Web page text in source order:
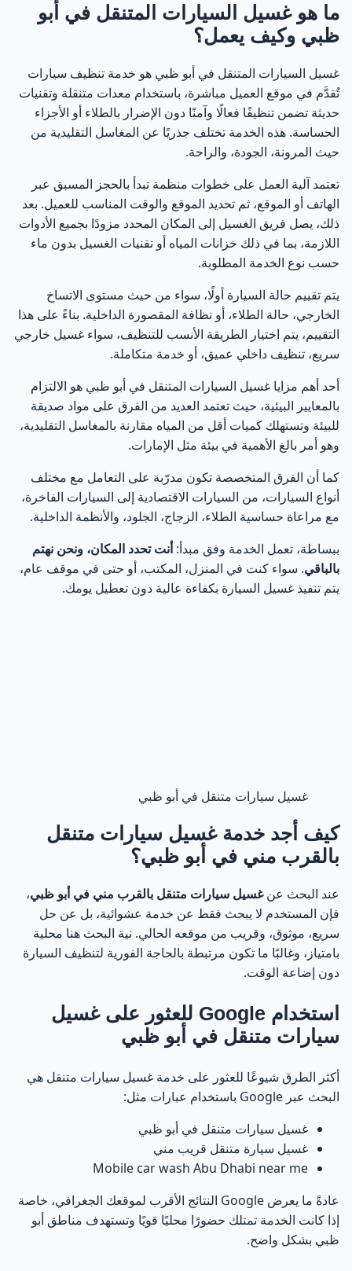
في أبو ظبي
15 غسيل السيارات المتنقل في المناطق التجارية والمكتبية
16 لماذا تختلف الخدمة حسب المنطقة؟
17 هل يغطي الغسيل المتنقل جميع مناطق أبو ظبي؟
كم يستغرق غسيل السيارة المتنقل عادة في أبو ظبي؟
19 العوامل التي تحدد مدة غسيل السيارة المتنقل
20 متوسط مدة غسيل السيارات المتنقل في أبو ظبي
21 هل الغسيل المتنقل أسرع من المغاسل التقليدية؟
هل يمكن تنفيذ الغسيل المتنقل في نفس اليوم؟
23
أنواع غسيل السيارات المتنقل المتوفرة في أبو ظبي:
داخلي وخارجي
24 الغسيل الخارجي المتنقل للسيارات في أبو ظبي
التنظيف الداخلي المتنقل للسيارات
الغسيل الشامل (داخلي + خارجي) – الخيار الأكثر طلبًا
27 مقارنة بين أنواع غسيل السيارات المتنقل في أبو ظبي
32 تنظيف الهيكل الخارجي والزجاج
33 تنظيف المقصورة الداخلية بعناية
35 جدول يوضح خطوات غسيل السيارة المتنقل ونتائجها
36
الفوائد الرئيسية لاستخدام غسيل السيارات المتنقل في
أبو ظبي
37 توفير الوقت والجهد بدون الحاجة للتنقل
39 عناية أفضل بالسيارة مقارنة بالمغاسل التقليدية
40 استهلاك أقل للمياه وصداقة للبيئة
مقارنة بين الغسيل المتنقل والمغاسل التقليدية
ما هو غسيل السيارات المتنقل في أبو
ظبي وكيف يعمل؟
غسيل السيارات المتنقل في أبو ظبي هو خدمة تنظيف سيارات
تُقدَّم في موقع العميل مباشرة، باستخدام معدات متنقلة وتقنيات
حديثة تضمن تنظيفًا فعالًا وآمنًا دون الإضرار بالطلاء أو الأجزاء
الحساسة. هذه الخدمة تختلف جذريًا عن المغاسل التقليدية من
حيث المرونة، الجودة، والراحة.
تعتمد آلية العمل على خطوات منظمة تبدأ بالحجز المسبق عبر
الهاتف أو الموقع، ثم تحديد الموقع والوقت المناسب للعميل. بعد
ذلك، يصل فريق الغسيل إلى المكان المحدد مزودًا بجميع الأدوات
اللازمة، بما في ذلك خزانات المياه أو تقنيات الغسيل بدون ماء
حسب نوع الخدمة المطلوبة.
يتم تقييم حالة السيارة أولًا، سواء من حيث مستوى الاتساخ
الخارجي، حالة الطلاء، أو نظافة المقصورة الداخلية. بناءً على هذا
التقييم، يتم اختيار الطريقة الأنسب للتنظيف، سواء غسيل خارجي
سريع، تنظيف داخلي عميق، أو خدمة متكاملة.
أحد أهم مزايا غسيل السيارات المتنقل في أبو ظبي هو الالتزام
بالمعايير البيئية، حيث تعتمد العديد من الفرق على مواد صديقة
للبيئة وتستهلك كميات أقل من المياه مقارنة بالمغاسل التقليدية،
وهو أمر بالغ الأهمية في بيئة مثل الإمارات.
كما أن الفرق المتخصصة تكون مدرّبة على التعامل مع مختلف
أنواع السيارات، من السيارات الاقتصادية إلى السيارات الفاخرة،
مع مراعاة حساسية الطلاء، الزجاج، الجلود، والأنظمة الداخلية.
ببساطة، تعمل الخدمة وفق مبدأ:أنت تحدد المكان، ونحن نهتم
بالباقي. سواء كنت في المنزل، المكتب، أو حتى في موقف عام،
يتم تنفيذ غسيل السيارة بكفاءة عالية دون تعطيل يومك.
غسيل سيارات متنقل في أبو ظبي
كيف أجد خدمة غسيل سيارات متنقل
بالقرب مني في أبو ظبي؟
عند البحث عنغسيل سيارات متنقل بالقرب مني في أبو ظبي،
فإن المستخدم لا يبحث فقط عن خدمة عشوائية، بل عن حل
سريع، موثوق، وقريب من موقعه الحالي. نية البحث هنا محلية
بامتياز، وغالبًا ما تكون مرتبطة بالحاجة الفورية لتنظيف السيارة
دون إضاعة الوقت.
استخدام Google للعثور على غسيل
سيارات متنقل في أبو ظبي
أكثر الطرق شيوعًا للعثور على خدمة غسيل سيارات متنقل هي
البحث عبر Google باستخدام عبارات مثل:
غسيل سيارات متنقل في أبو ظبي
غسيل سيارة متنقل قريب مني
Mobile car wash Abu Dhabi near me
عادةً ما يعرض Google النتائج الأقرب لموقعك الجغرافي، خاصة
إذا كانت الخدمة تمتلك حضورًا محليًا قويًا وتستهدف مناطق أبو
ظبي بشكل واضح.